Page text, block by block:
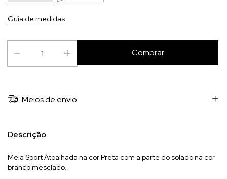
Guia de medidas
Meios de envio
Descrição
Meia Sport Atoalhada na cor Preta com a parte do solado na cor
branco mesclado.